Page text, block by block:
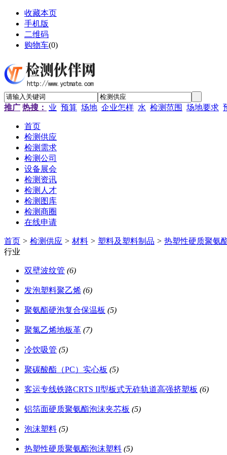
收藏本页
手机版
二维码
购物车(0)
推广 热搜： 业 预算 场地 企业怎样 水 检测范围 场地要求
首页
检测供应
检测需求
检测公司
设备展会
检测资讯
检测人才
检测图库
检测商圈
在线申请
首页 > 检测供应 > 材料 > 塑料及塑料制品 > 热塑性硬质聚氨
行业
双壁波纹管 (6)
发泡塑料聚乙烯 (6)
聚氨酯硬泡复合保温板 (5)
聚氯乙烯地板革 (7)
冷饮吸管 (5)
聚碳酸酯（PC）实心板 (5)
客运专线铁路CRTS II型板式无砟轨道高强挤塑板 (6)
铝箔面硬质聚氨酯泡沫夹芯板 (5)
泡沫塑料 (5)
热塑性硬质聚氨酯泡沫塑料 (5)